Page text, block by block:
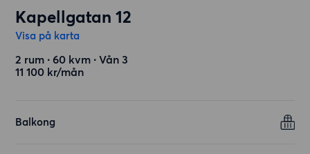
Kapellgatan 12
Visa på karta
2 rum ∙ 60 kvm ∙ Vån 3
11 100 kr/mån
Balkong